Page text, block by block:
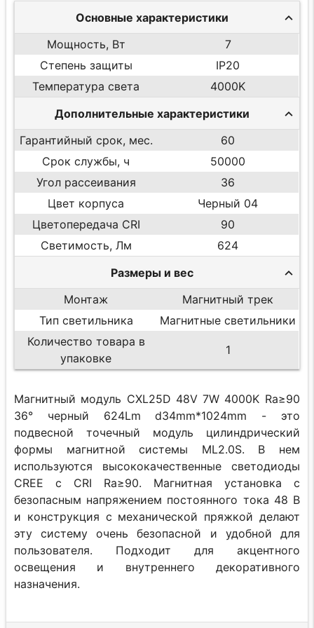
Основные характеристики
Мощность, Вт
7
Степень защиты
IP20
Температура света
4000K
Дополнительные характеристики
Гарантийный срок, мес.
60
Срок службы, ч
50000
Угол рассеивания
36
Цвет корпуса
Черный 04
Цветопередача CRI
90
Светимость, Лм
624
Размеры и вес
Монтаж
Магнитный трек
Тип светильника
Магнитные светильники
Количество товара в
упаковке
1
Магнитный модуль CXL25D 48V 7W 4000K Ra≥90
36° черный 624Lm d34mm*1024mm - это
подвесной точечный модуль цилиндрический
формы магнитной системы ML2.0S. В нем
используются высококачественные светодиоды
CREE с CRI Ra≥90. Магнитная установка с
безопасным напряжением постоянного тока 48 В
и конструкция с механической пряжкой делают
эту систему очень безопасной и удобной для
пользователя. Подходит для акцентного
освещения и внутреннего декоративного
назначения.